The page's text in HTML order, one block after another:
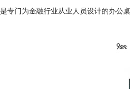
是专门为金融行业从业人员设计的办公